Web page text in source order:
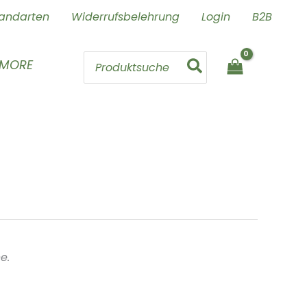
Widerrufsbelehrung Login B2B
Search